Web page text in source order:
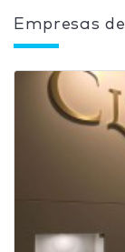
Empresas